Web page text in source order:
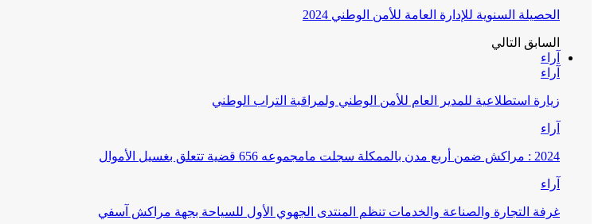
الحصيلة السنوية للإدارة العامة للأمن الوطني 2024
السابق التالي
آراء
آراء
زيارة استطلاعية للمدير العام للأمن الوطني ولمراقبة التراب الوطني
آراء
2024 : مراكش ضمن أربع مدن بالممكلة سجلت مامجموعه 656 قضية تتعلق بغسيل الأموال
آراء
غرفة التجارة والصناعة والخدمات تنظم المنتدى الجهوي الأول للسياحة بجهة مراكش آسفي